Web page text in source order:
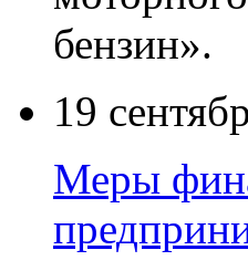
бензин».
19
Меры